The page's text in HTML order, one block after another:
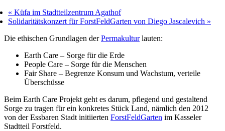
« Küfa im Stadtteilzentrum Agathof
Solidaritätskonzert für ForstFeldGarten von Diego Jascalevich »
Die ethischen Grundlagen derPermakulturlauten:
Earth Care – Sorge für die Erde
People Care – Sorge für die Menschen
Fair Share – Begrenze Konsum und Wachstum, verteile
Überschüsse
Beim Earth Care Projekt geht es darum, pflegend und gestaltend
Sorge zu tragen für ein konkretes Stück Land, nämlich den 2012
von der Essbaren Stadt initiierten ForstFeldGarten im Kasseler
Stadtteil Forstfeld.